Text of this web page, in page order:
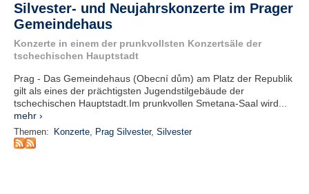
R
Silvester- und Neujahrskonzerte im Prager
Gemeindehaus
Konzerte in einem der prunkvollsten Konzertsäle der
tschechischen Hauptstadt
Prag - Das Gemeindehaus (Obecní dům) am Platz der Republik
gilt als eines der prächtigsten Jugendstilgebäude der
tschechischen Hauptstadt.Im prunkvollen Smetana-Saal wird...
mehr ›
Themen: Konzerte, Prag Silvester, Silvester